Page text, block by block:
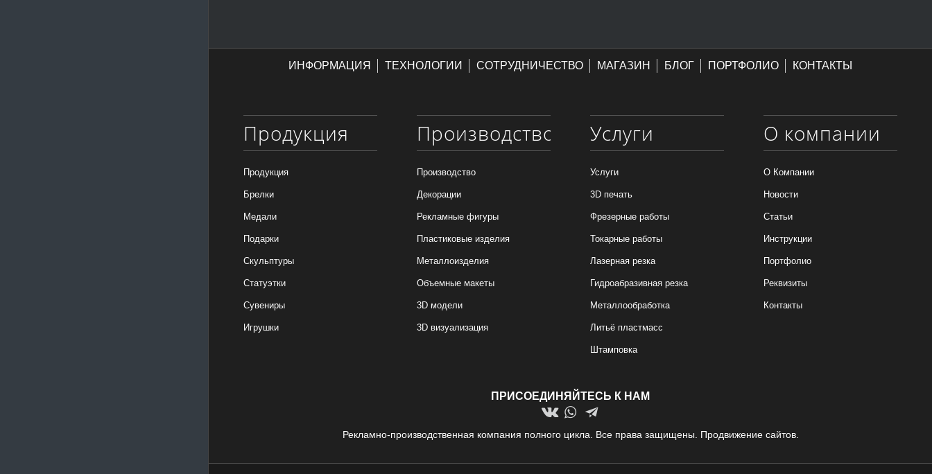
ИНФОРМАЦИЯ ТЕХНОЛОГИИ СОТРУДНИЧЕСТВО МАГАЗИН БЛОГ ПОРТФОЛИО КОНТАКТЫ
Продукция
Продукция
Брелки
Медали
Подарки
Скульптуры
Статуэтки
Сувениры
Игрушки
Производство
Производство
Декорации
Рекламные фигуры
Пластиковые изделия
Металлоизделия
Объемные макеты
3D модели
3D визуализация
Услуги
Услуги
3D печать
Фрезерные работы
Токарные работы
Лазерная резка
Гидроабразивная резка
Металлообработка
Литьё пластмасс
Штамповка
О компании
О Компании
Новости
Статьи
Инструкции
Портфолио
Реквизиты
Контакты
ПРИСОЕДИНЯЙТЕСЬ К НАМ
Рекламно-производственная компания полного цикла. Все права защищены. Продвижение сайтов.